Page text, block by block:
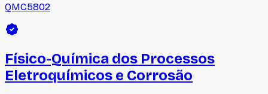
QMC5802
Físico-Química dos Processos
Eletroquímicos e Corrosão